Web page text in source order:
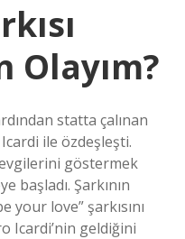
Olayım?
statta çalınan
ile özdeşleşti.
göstermek
başladı. Şarkının
your love” şarkısını
Icardi’nin geldiğini